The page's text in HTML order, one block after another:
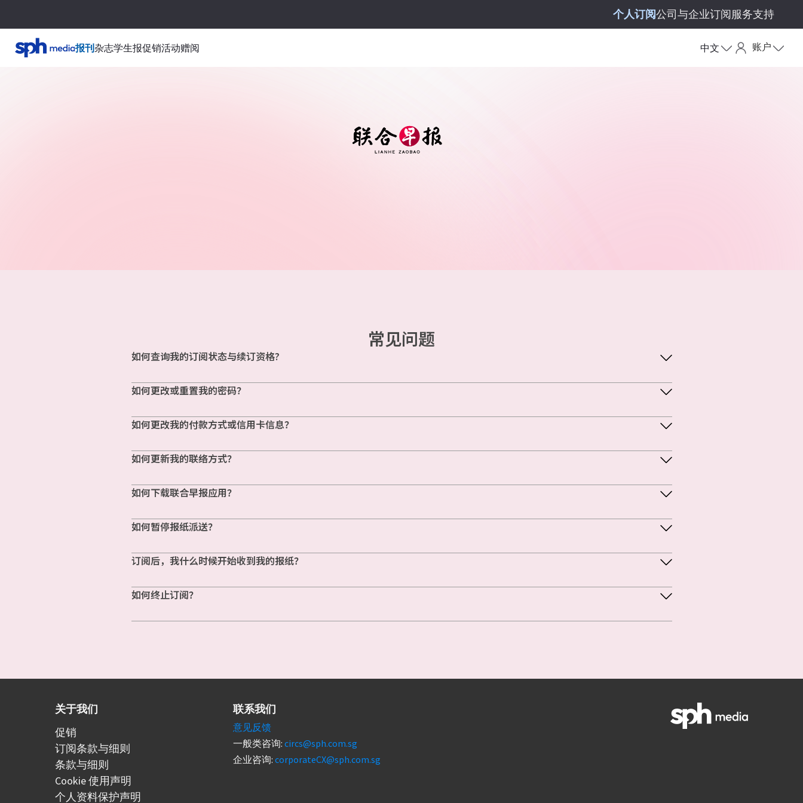
个人订阅公司与企业订阅服务支持
报刊杂志学生报促销活动赠阅 中文 账户
常见问题
如何查询我的订阅状态与续订资格?
如何更改或重置我的密码？
如何更改我的付款方式或信用卡信息？
如何更新我的联络方式？
如何下载联合早报应用？
如何暂停报纸派送？
订阅后，我什么时候开始收到我的报纸？
如何终止订阅？
关于我们
促销
订阅条款与细则
条款与细则
Cookie 使用声明
个人资料保护声明
联系我们
意见反馈
一般类咨询: circs@sph.com.sg
企业咨询: corporateCX@sph.com.sg